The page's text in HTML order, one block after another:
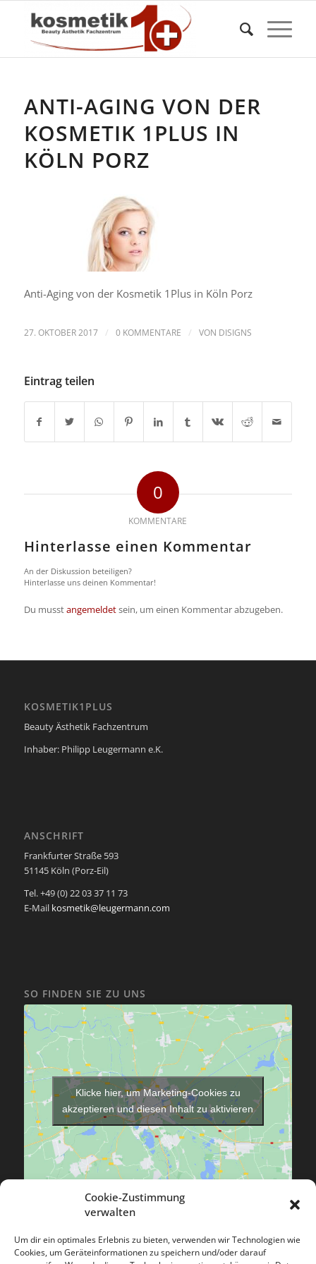
Cookie-Zustimmung
verwalten
Um dir ein optimales Erlebnis zu bieten, verwenden wir Technologien wie
Cookies, um Geräteinformationen zu speichern und/oder darauf
ANTI-AGING VON DER
KOSMETIK 1PLUS IN
KÖLN PORZ
Anti-Aging von der Kosmetik 1Plus in Köln Porz
27. OKTOBER 2017 / 0 KOMMENTARE / VON DISIGNS
Eintrag teilen
0
KOMMENTARE
Hinterlasse einen Kommentar
An der Diskussion beteiligen?
Hinterlasse uns deinen Kommentar!
Du musstangemeldetsein, um einen Kommentar abzugeben.
KOSMETIK1PLUS
Beauty Ästhetik Fachzentrum
Inhaber: Philipp Leugermann e.K.
ANSCHRIFT
Frankfurter Straße 593
51145 Köln (Porz-Eil)
Tel. +49 (0) 22 03 37 11 73
E-Mail kosmetik@leugermann.com
SO FINDEN SIE ZU UNS
Klicke hier, um Marketing-Cookies zu
akzeptieren und diesen Inhalt zu aktivieren